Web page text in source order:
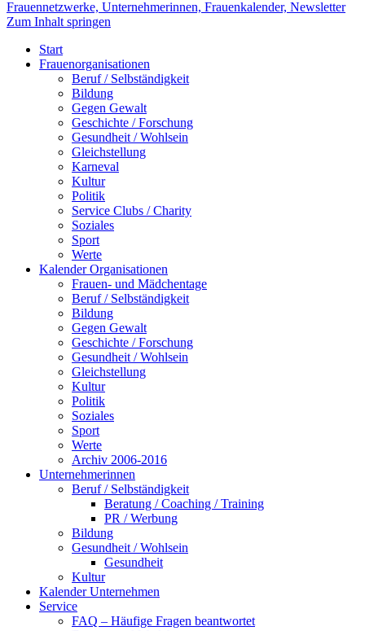
Kölner Frauenportal
Veranstaltungen für Kölnerinnen,
Frauennetzwerke, Unternehmerinnen,
Frauenkalender, Newsletter
Zum Inhalt springen
Start
Frauenorganisationen
Beruf / Selbständigkeit
Bildung
Gegen Gewalt
Geschichte / Forschung
Gesundheit / Wohlsein
Gleichstellung
Karneval
Kultur
Politik
Service Clubs / Charity
Soziales
Sport
Werte
Kalender Organisationen
Frauen- und Mädchentage
Beruf / Selbständigkeit
Bildung
Gegen Gewalt
Geschichte / Forschung
Gesundheit / Wohlsein
Gleichstellung
Kultur
Politik
Soziales
Sport
Werte
Archiv 2006-2016
Unternehmerinnen
Beruf / Selbständigkeit
Beratung / Coaching / Training
PR / Werbung
Bildung
Gesundheit / Wohlsein
Gesundheit
Kultur
Kalender Unternehmen
Service
FAQ – Häufige Fragen beantwortet